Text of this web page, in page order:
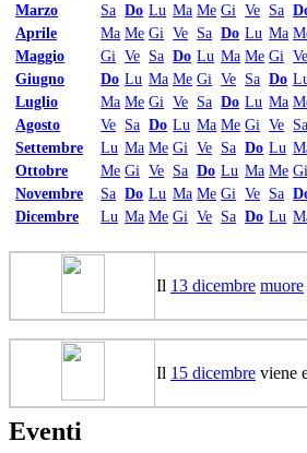
Marzo
Sa Do Lu Ma Me Gi Ve Sa
Aprile
Ma Me Gi Ve Sa Do Lu Ma
Maggio
Gi Ve Sa Do Lu Ma Me Gi Ve
Giugno
Do Lu Ma Me Gi Ve Sa Do
Luglio
Ma Me Gi Ve Sa Do Lu Ma
Agosto
Ve Sa Do Lu Ma Me Gi Ve Sa
Settembre
Lu Ma Me Gi Ve Sa Do Lu
Ottobre
Me Gi Ve Sa Do Lu Ma Me Gi
Novembre
Sa Do Lu Ma Me Gi Ve Sa
Dicembre
Lu Ma Me Gi Ve Sa Do Lu
Il 13 dicembre muore
Il 15 dicembre viene
Eventi